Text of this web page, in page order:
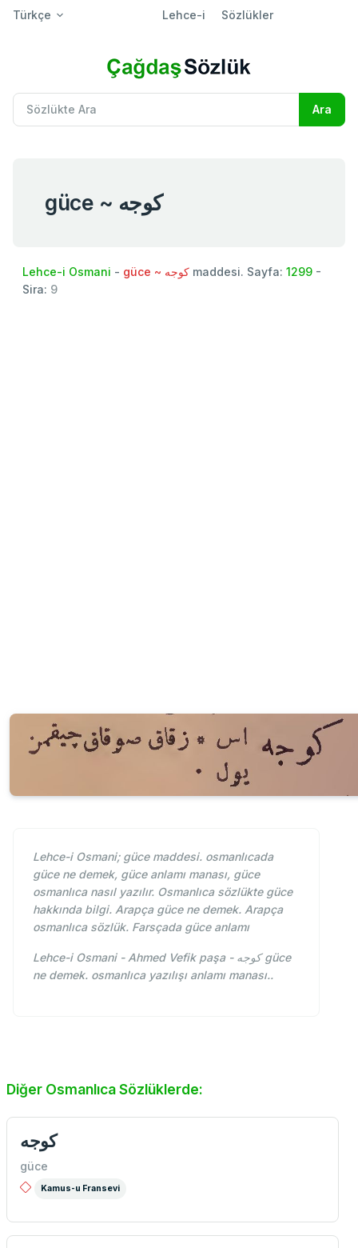
Türkçe Lehce-i Sözlükler
güce ~ كوجه
Lehce-i Osmani - güce ~ كوجه maddesi. Sayfa: 1299 -
Sira: 9
Lehce-i Osmani; güce maddesi. osmanlıcada
güce ne demek, güce anlamı manası, güce
osmanlıca nasıl yazılır. Osmanlıca sözlükte güce
hakkında bilgi. Arapça güce ne demek. Arapça
osmanlıca sözlük. Farsçada güce anlamı
Lehce-i Osmani - Ahmed Vefik paşa - كوجه güce
ne demek. osmanlıca yazılışı anlamı manası..
Diğer Osmanlıca Sözlüklerde:
كوجه
güce
Kamus-u Fransevi